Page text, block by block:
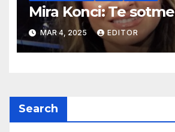
Mira Konci: Te
MAR 4, 2025 EDITOR
Search